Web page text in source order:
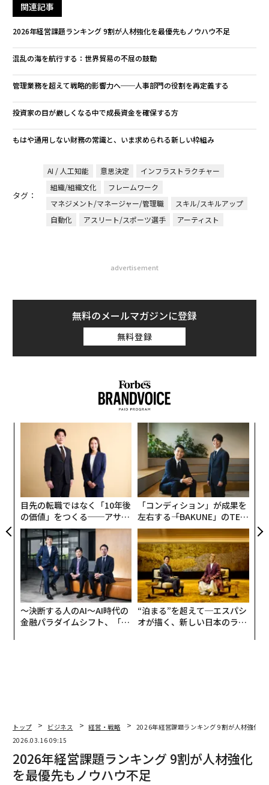
関連記事
2026年経営課題ランキング 9割が人材強化を最優先もノウハウ不足
混乱の海を航行する：世界貿易の不屈の鼓動
管理業務を超えて戦略的影響力へ──人事部門の役割を再定義する
投資家の目が厳しくなる中で成長資金を確保する方
もはや通用しない財務の常識と、いま求められる新しい枠組み
タグ：
AI / 人工知能 意思決定
インフラストラクチャー
組織/組織文化
フレームワーク
マネジメント/マネージャー/管理職
スキル/スキルアップ
自動化
アスリート/スポーツ選手 アーティスト
advertisement
無料のメールマガジンに登録
無料登録
目先の転職ではなく「10年後
の価値」をつくる──アサイ
ンの長期伴走型支援とは
「コンディション」が成果を
左右する――「BAKUNE」のTEN
TIALが支える「挑戦者の明
日」
〜決断する人のAI〜AI時代の
金融パラダイムシフト、「超
“泊まる”を超えて─エスパシ
オが描く、新しい日本のラグ
トップ ビジネス 経営・戦略
2026年経営課題ランキング 9割が人材強化を
2026.03.16 09:15
2026年経営課題ランキング 9割が人材強化
を最優先もノウハウ不足